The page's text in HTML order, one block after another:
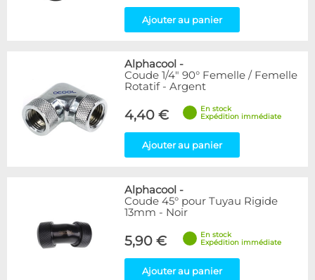
Ajouter au panier
Alphacool -
Coude 1/4" 90° Femelle / Femelle
Rotatif - Argent
4,40 €
En stock
Expédition immédiate
Ajouter au panier
Alphacool -
Coude 45° pour Tuyau Rigide
13mm - Noir
5,90 €
En stock
Expédition immédiate
Ajouter au panier